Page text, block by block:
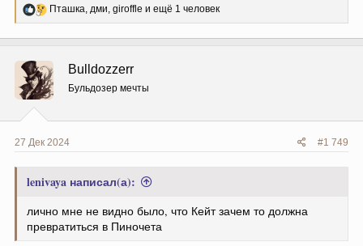
Р
ц
и
и
:
Пташка дми giroffle и ещё 1 человек
Bulldozzerr
Бульдозер мечты
27 Дек 2024 #1 749
lenivaya написал(а):
лично мне не видно было, что Кейт зачем то должна
превратиться в Пиночета